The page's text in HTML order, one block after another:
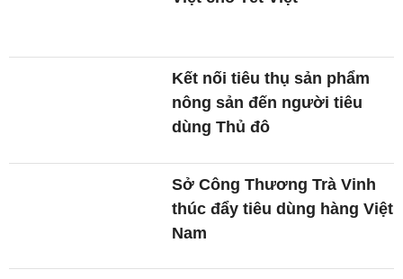
Kết nối tiêu thụ sản phẩm
nông sản đến người tiêu
dùng Thủ đô
Sở Công Thương Trà Vinh
thúc đẩy tiêu dùng hàng Việt
Nam